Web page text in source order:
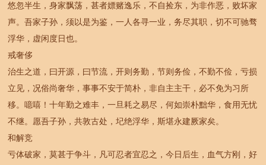
悠忽半生，身家飘荡，甚者嫖赌逸乐，不自捡东，为非作恶，败坏家
声。吾家子孙，须以是为鉴，一人各寻一业，务尽其职，切不可驰骛
浮华，虚闲度日也。
戒奢侈
治生之道，曰开源，曰节流，开则务勤，节则务俭，不勤不俭，亏损
立见，况俗尚奢华，事事不安于简朴，非自主主干，必不免为习所
移。噫嘻！十年勤之难丰，一旦耗之易尽，何如崇朴黜华，食用无忧
不继。愿吾子孙，共敦古处，圮绝浮华，斯堪永建厥家矣。
和解竞
亏体破家，莫甚于争斗，凡可忍者宜忍之，今日后生，血气方刚，好